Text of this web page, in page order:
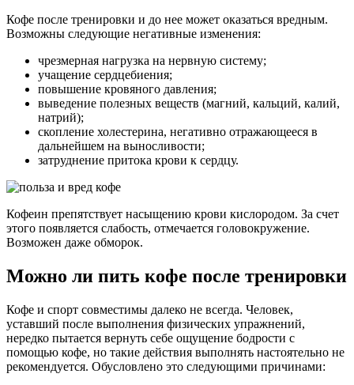
Кофе после тренировки и до нее может оказаться вредным.
Возможны следующие негативные изменения:
чрезмерная нагрузка на нервную систему;
учащение сердцебиения;
повышение кровяного давления;
выведение полезных веществ (магний, кальций, калий,
натрий);
скопление холестерина, негативно отражающееся в
дальнейшем на выносливости;
затруднение притока крови к сердцу.
Кофеин препятствует насыщению крови кислородом. За счет
этого появляется слабость, отмечается головокружение.
Возможен даже обморок.
Можно ли пить кофе после тренировки
Кофе и спорт совместимы далеко не всегда. Человек,
уставший после выполнения физических упражнений,
нередко пытается вернуть себе ощущение бодрости с
помощью кофе, но такие действия выполнять настоятельно не
рекомендуется. Обусловлено это следующими причинами: